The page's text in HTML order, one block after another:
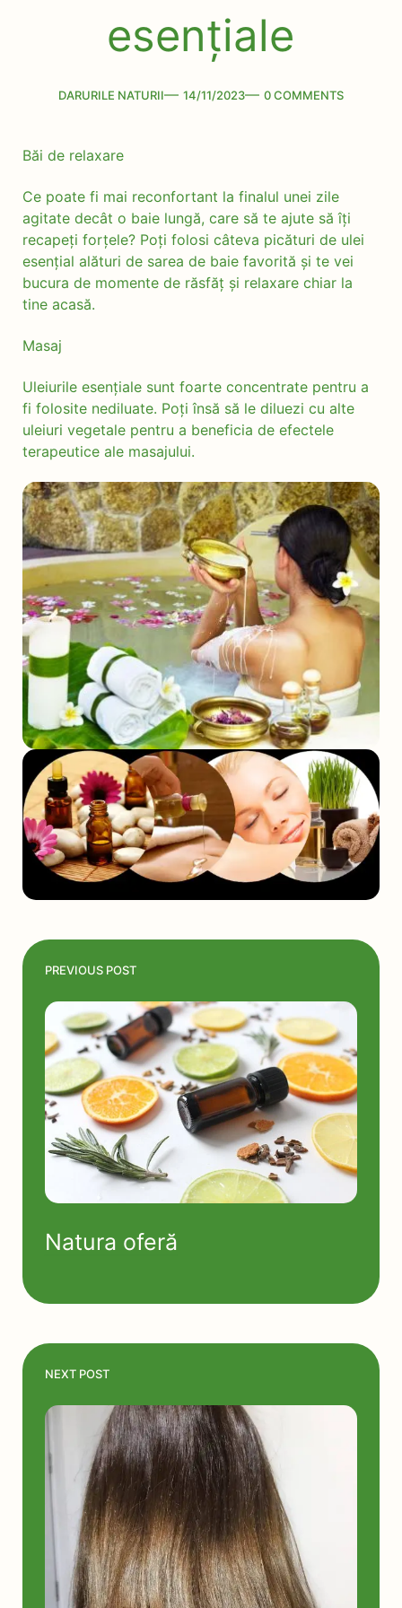
esențiale
Categories
DARURILE NATURII
Post
date
14/11/2023 Comments
0 COMMENTS
Băi de relaxare
Ce poate fi mai reconfortant la finalul unei zile
agitate decât o baie lungă, care să te ajute să îți
recapeți forțele? Poți folosi câteva picături de ulei
esențial alături de sarea de baie favorită și te vei
bucura de momente de răsfăț și relaxare chiar la
tine acasă.
Masaj
Uleiurile esențiale sunt foarte concentrate pentru a
fi folosite nediluate. Poți însă să le diluezi cu alte
uleiuri vegetale pentru a beneficia de efectele
terapeutice ale masajului.
PREVIOUS POST
Natura oferă
NEXT POST